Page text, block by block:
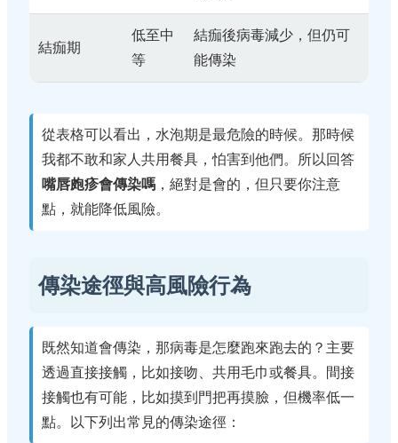
結痂期
低至中
等
結痂後病毒減少，但仍可
能傳染
從表格可以看出，水泡期是最危險的時候。那時候
我都不敢和家人共用餐具，怕害到他們。所以回答
嘴唇皰疹會傳染嗎 ，絕對是會的，但只要你注意
點，就能降低風險。
傳染途徑與高風險行為
既然知道會傳染，那病毒是怎麼跑來跑去的？主要
透過直接接觸，比如接吻、共用毛巾或餐具。間接
接觸也有可能，比如摸到門把再摸臉，但機率低一
點。以下列出常見的傳染途徑：